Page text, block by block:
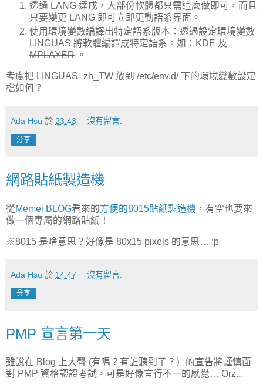
透過 LANG 達成，大部份軟體都只需這麼做即可，而且
只要變更 LANG 即可立即更動語系界面。
使用環境變數編譯出特定語系版本：透過設定環境變數
LINGUAS 將軟體編譯成特定語系。如：KDE 及
MPLAYER 。
考慮把 LINGUAS=zh_TW 放到 /etc/env.d/ 下的環境變數設定
檔如何？
Ada Hsu 於 23:43 沒有留言:
分享
網路貼紙製造機
從Memei BLOG看來的方便的8015貼紙製造機 ，有空也要來
做一個專屬的網路貼紙！
※8015 是啥意思？好像是 80x15 pixels 的意思… :p
Ada Hsu 於 14:47 沒有留言:
分享
PMP 宣言第一天
雖說在 Blog 上大聲 (有嗎？有誰聽到了？）的宣告將謹慎面
對 PMP 資格認證考試，可是好像言行不一的感覺… Orz...